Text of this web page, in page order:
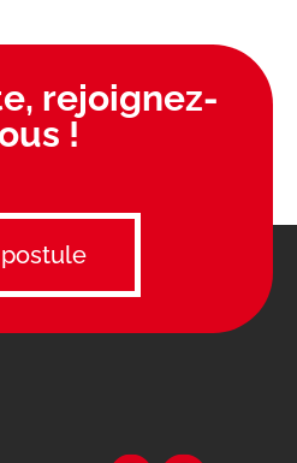
rejoignez-
!